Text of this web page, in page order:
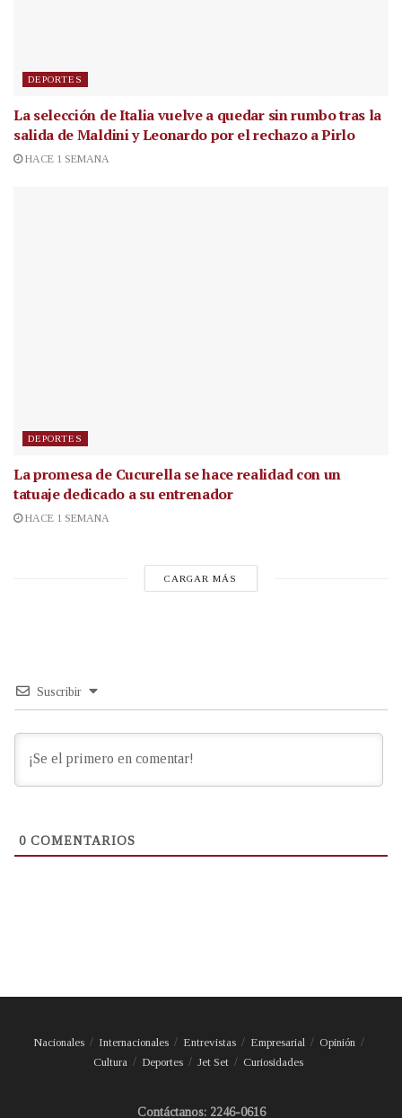
DEPORTES
La selección de Italia vuelve a quedar sin rumbo tras la
salida de Maldini y Leonardo por el rechazo a Pirlo
HACE 1 SEMANA
DEPORTES
La promesa de Cucurella se hace realidad con un
tatuaje dedicado a su entrenador
HACE 1 SEMANA
CARGAR MÁS
Suscribir
0 COMENTARIOS
Nacionales Internacionales Entrevistas Empresarial
Opinión
Cultura
Deportes Jet Set Curiosidades
Contáctanos: 2246-0616